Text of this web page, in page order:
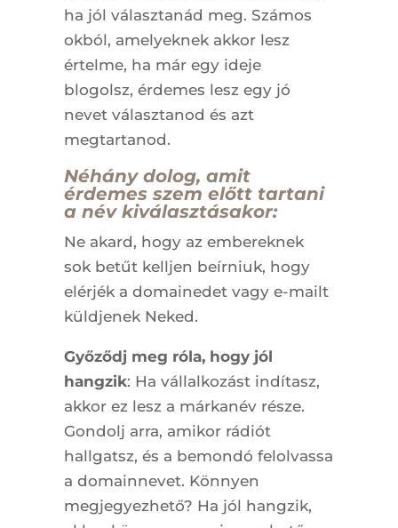
ha jól választanád meg. Számos
okból, amelyeknek akkor lesz
értelme, ha már egy ideje
blogolsz, érdemes lesz egy jó
nevet választanod és azt
megtartanod.
Néhány dolog, amit
érdemes szem előtt tartani
a név kiválasztásakor:
Ne akard, hogy az embereknek
sok betűt kelljen beírniuk, hogy
elérjék a domainedet vagy e-mailt
küldjenek Neked.
Győződj meg róla, hogy jól
hangzik: Ha vállalkozást indítasz,
akkor ez lesz a márkanév része.
Gondolj arra, amikor rádiót
hallgatsz, és a bemondó felolvassa
a domainnevet. Könnyen
megjegyezhető? Ha jól hangzik,